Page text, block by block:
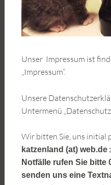
Unser Impressum ist
„Impressum“.
Unsere
Untermenü
Wir bitten Sie, uns initial
katzenland (at) web.de
Notfälle rufen Sie bitte
senden uns eine